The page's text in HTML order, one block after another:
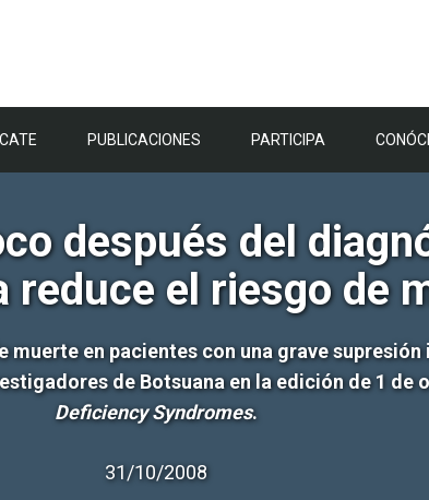
PUBLICACIONES PARTICIPA
después del
reduce el riesgo de
en pacientes con una grave
de Botsuana en la edición de 1 de
Deficiency Syndromes.
31/10/2008